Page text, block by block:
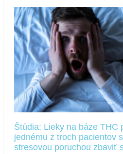
Štúdia: Lieky na báze THC
jednému z troch pacientov
stresovou poruchou zbaviť